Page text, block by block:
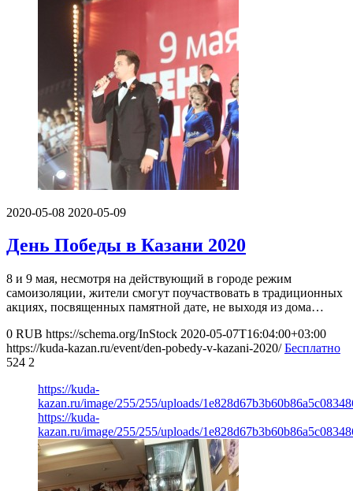
2020-05-08 2020-05-09
День Победы в Казани 2020
8 и 9 мая, несмотря на действующий в городе режим
самоизоляции, жители смогут поучаствовать в традиционных
акциях, посвященных памятной дате, не выходя из дома…
0 RUB https://schema.org/InStock 2020-05-07T16:04:00+03:00
https://kuda-kazan.ru/event/den-pobedy-v-kazani-2020/ Бесплатно
524 2
https://kuda-
kazan.ru/image/255/255/uploads/
https://kuda-
kazan.ru/image/255/255/uploads/